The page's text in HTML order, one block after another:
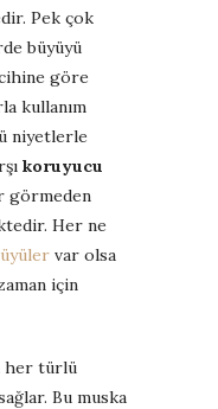
Pek çok
büyüyü
göre
kullanım
niyetlerle
koruyucu
görmeden
Her ne
var olsa
için
her türlü
Bu muska